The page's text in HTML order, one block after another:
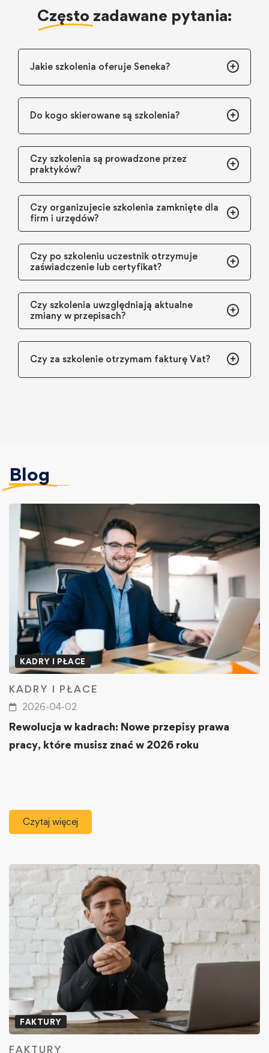
Często zadawane pytania:
Jakie szkolenia oferuje Seneka?
Do kogo skierowane są szkolenia?
Czy szkolenia są prowadzone przez
praktyków?
Czy organizujecie szkolenia zamknięte dla
firm i urzędów?
Czy po szkoleniu uczestnik otrzymuje
zaświadczenie lub certyfikat?
Czy szkolenia uwzględniają aktualne
zmiany w przepisach?
Czy za szkolenie otrzymam fakturę Vat?
Blog
KADRY I PŁACE
KADRY I PŁACE
2026-04-02
Rewolucja w kadrach: Nowe przepisy prawa
pracy, które musisz znać w 2026 roku
Czytaj więcej
FAKTURY
FAKTURY